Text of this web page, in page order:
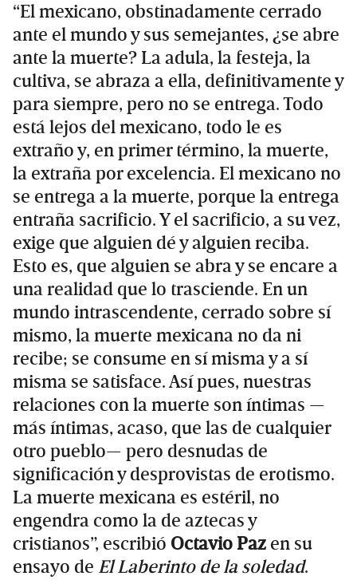
“El mexicano, obstinadamente cerrado
ante el mundo y sus semejantes, ¿se abre
ante la muerte? La adula, la festeja, la
cultiva, se abraza a ella, definitivamente y
para siempre, pero no se entrega. Todo
está lejos del mexicano, todo le es
extraño y, en primer término, la muerte,
la extraña por excelencia. El mexicano no
se entrega a la muerte, porque la entrega
entraña sacrificio. Y el sacrificio, a su vez,
exige que alguien dé y alguien reciba.
Esto es, que alguien se abra y se encare a
una realidad que lo trasciende. En un
mundo intrascendente, cerrado sobre sí
mismo, la muerte mexicana no da ni
recibe; se consume en sí misma y a sí
misma se satisface. Así pues, nuestras
relaciones con la muerte son íntimas —
más íntimas, acaso, que las de cualquier
otro pueblo— pero desnudas de
significación y desprovistas de erotismo.
La muerte mexicana es estéril, no
engendra como la de aztecas y
cristianos”, escribió Octavio Paz en su
ensayo de El Laberinto de la soledad.